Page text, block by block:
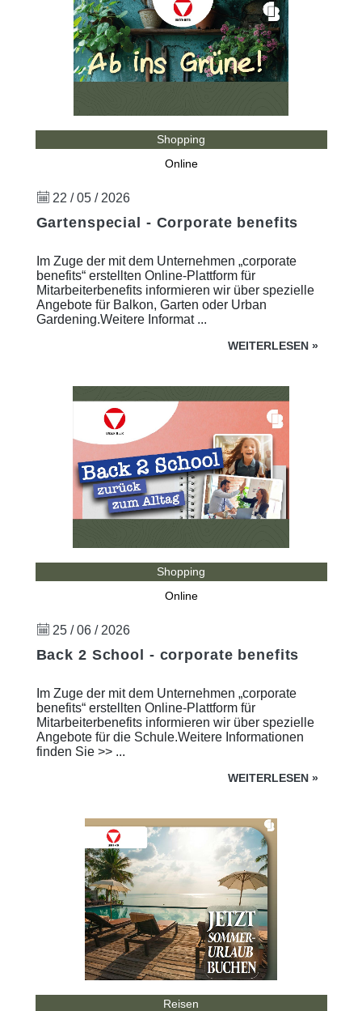
Shopping
Online
22 / 05 / 2026
Gartenspecial - Corporate benefits
Im Zuge der mit dem Unternehmen „corporate
benefits“ erstellten Online-Plattform für
Mitarbeiterbenefits informieren wir über spezielle
Angebote für Balkon, Garten oder Urban
Gardening.Weitere Informat ...
WEITERLESEN »
Shopping
Online
25 / 06 / 2026
Back 2 School - corporate benefits
Im Zuge der mit dem Unternehmen „corporate
benefits“ erstellten Online-Plattform für
Mitarbeiterbenefits informieren wir über spezielle
Angebote für die Schule.Weitere Informationen
finden Sie >> ...
WEITERLESEN »
Reisen